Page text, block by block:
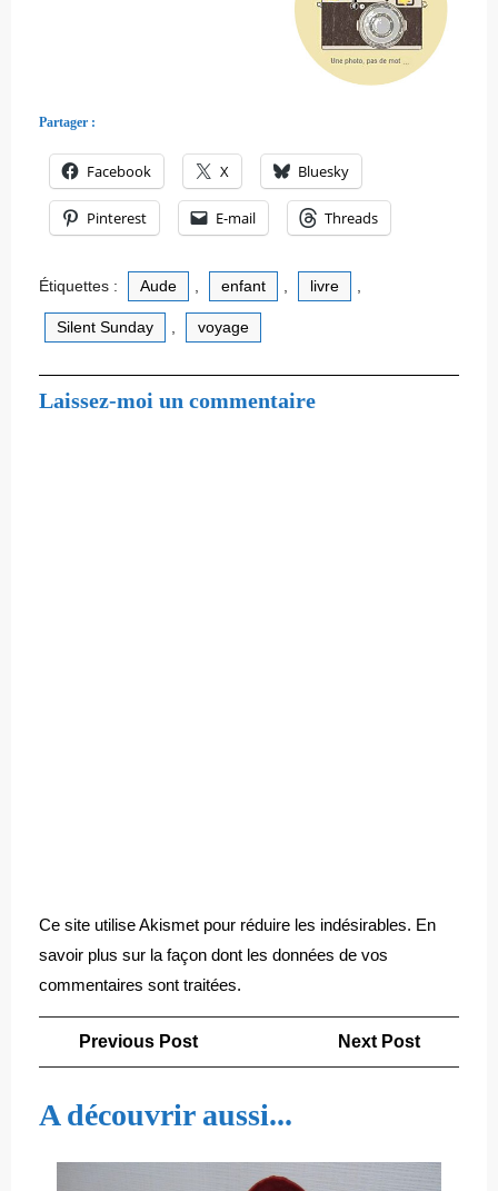
Partager :
Facebook X Bluesky
Pinterest E-mail Threads
Étiquettes : Aude enfant livre
Silent Sunday voyage
Laissez-moi un commentaire
Ce site utilise Akismet pour réduire les indésirables. En
savoir plus sur la façon dont les données de vos
commentaires sont traitées.
Navigation
de
l’article
Previous PostPrevious
Next Post
A découvrir aussi...